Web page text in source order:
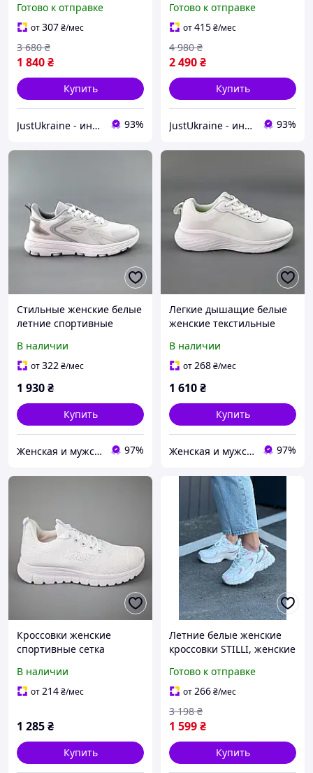
кроссовки, стильные
кроссовки для мужчин
Готово к отправке
от307₴/мес
1 840₴
3 680 ₴
Купить
JustUkraine - интернет магазин мужской и женской обуви 93%
текстильные кроссовки
Асикс для мужчин
Готово к отправке
от415₴/мес
2 490₴
4 980 ₴
Купить
JustUkraine - интернет магазин мужской и женской обуви 93%
Стильные женские белые
летние спортивные
сеткой для
бега,зала,фитнеса,тренир
В наличии
от322₴/мес
1 930₴
Купить
Женская и мужская обувь 97%
Легкие дышащие белые
женские текстильные
весенние,летние,для
зала, бега, тренировок,
В наличии
от268₴/мес
1 610₴
Купить
Женская и мужская обувь 97%
Кроссовки женские
спортивные сетка
зала, бега, тренировок,
весенние-летние с сеткой
В наличии
от214₴/мес
1 285₴
Купить
Летние белые женские
кроссовки STILLI, женские
сетка, текстильные
кроссовки для девушки
Готово к отправке
от266₴/мес
1 599₴
3 198 ₴
Купить